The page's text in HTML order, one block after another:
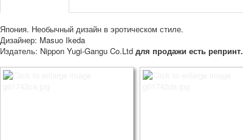
Япония. Необычный дизайн в эротическом стиле.
Дизайнер: Masuo Ikeda
Издатель: Nippon Yugi-Gangu Co.Ltd для продажи есть репринт.